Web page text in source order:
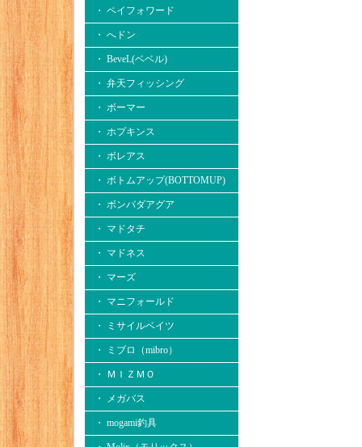
・ ペイフォワード
・ へドン
・ BeveL(ベベル)
・ 弁天フィッシング
・ ボーマー
・ ホプキンス
・ ボレアス
・ ボトムアップ(BOTTOMUP)
・ ボンバダアグア
・ マドタチ
・ マドネス
・ マーズ
・ マニフォールド
・ ミサイルベイツ
・ ミブロ（mibro）
・ ＭＩＺＭＯ
・ メガバス
・ mogami釣具